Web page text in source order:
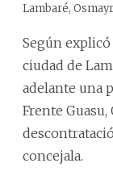
Lambaré,
Según
ciudad de
adelante una
Frente
concejala.